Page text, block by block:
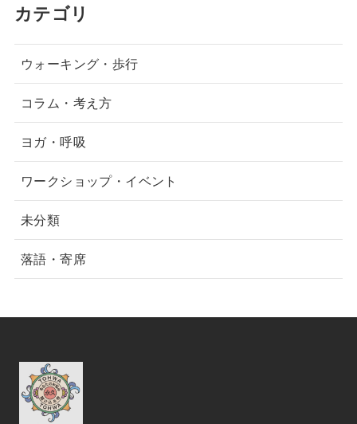
カテゴリ
ウォーキング・歩行
コラム・考え方
ヨガ・呼吸
ワークショップ・イベント
未分類
落語・寄席